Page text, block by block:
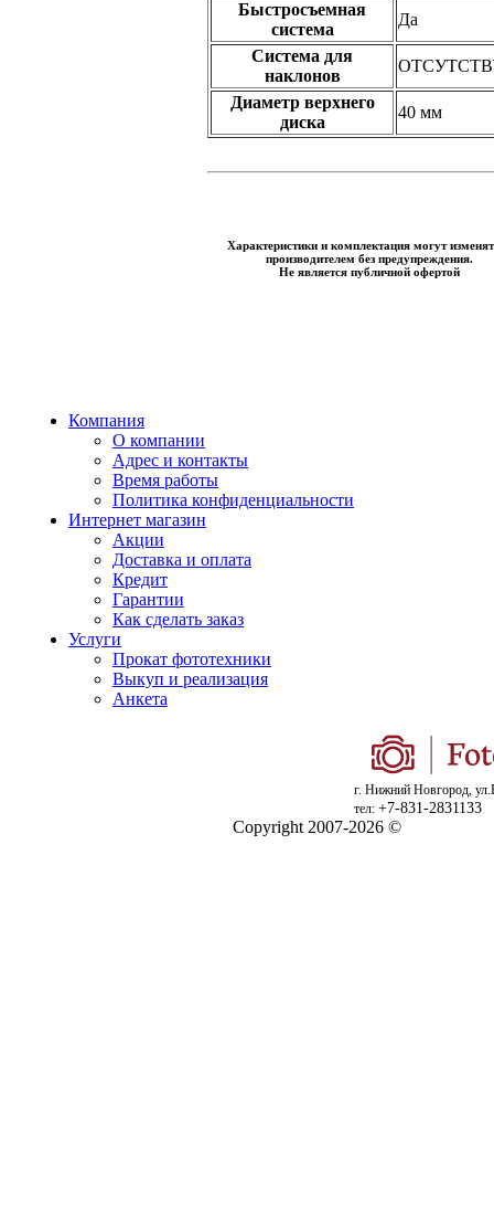
Быстросъемная
система
Да
Система для
наклонов
Диаметр верхнего
диска
40 мм
Характеристики и комплектация могут
производителем без предупреждения.
Не является публичной офертой
Компания
О компании
Адрес и контакты
Время работы
Политика конфиденциальности
Интернет магазин
Акции
Доставка и оплата
Кредит
Гарантии
Как сделать заказ
Услуги
Прокат фототехники
Выкуп и реализация
Анкета
г. Нижний Новгород,
тел: +7-831-2831133
Copyright 2007-2026 ©